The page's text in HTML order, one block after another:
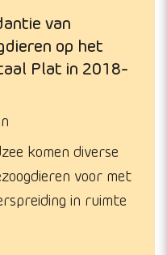
van
op het
Plat in 2018-
komen diverse
voor met
in ruimte